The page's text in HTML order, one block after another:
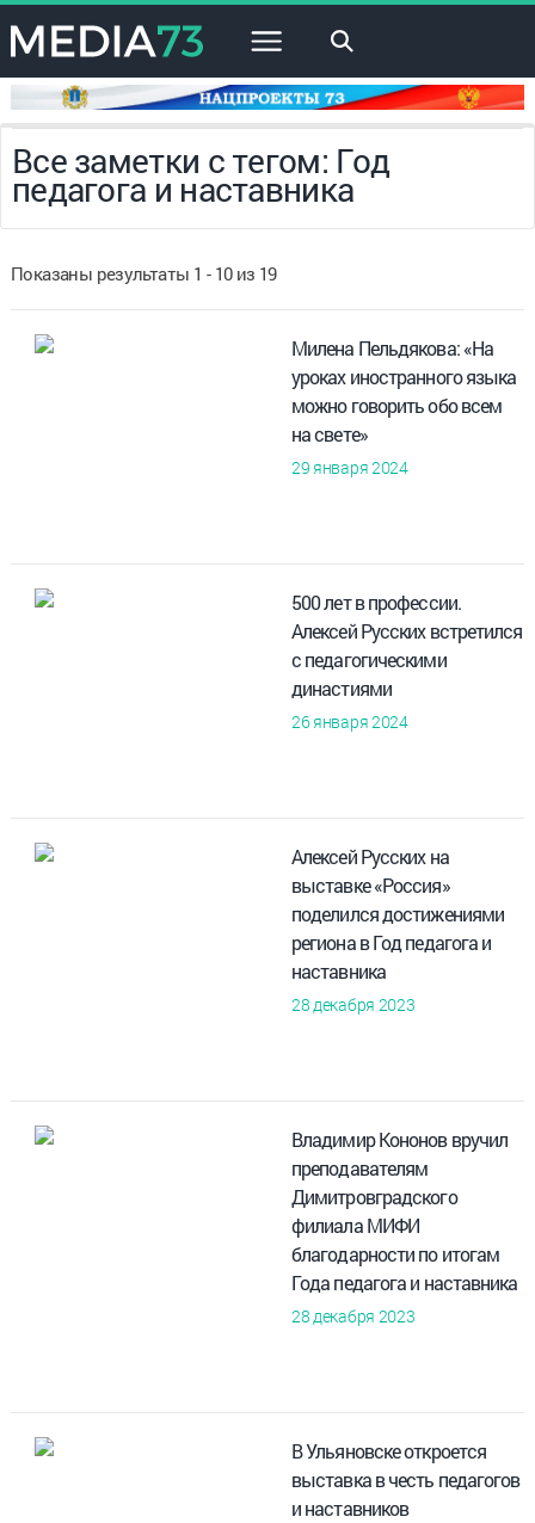
×
Все заметки с тегом: Год
педагога и наставника
Показаны результаты 1 - 10 из 19
Милена Пельдякова: «На
уроках иностранного языка
можно говорить обо всем
на свете»
29 января 2024
500 лет в профессии.
Алексей Русских встретился
с педагогическими
династиями
26 января 2024
Алексей Русских на
выставке «Россия»
поделился достижениями
региона в Год педагога и
наставника
28 декабря 2023
Владимир Кононов вручил
преподавателям
Димитровградского
филиала МИФИ
благодарности по итогам
Года педагога и наставника
28 декабря 2023
В Ульяновске откроется
выставка в честь педагогов
и наставников